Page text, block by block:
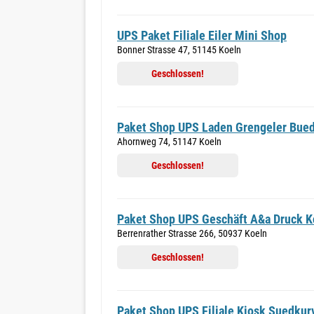
UPS Paket Filiale Eiler Mini Shop
Bonner Strasse 47, 51145 Koeln
Geschlossen!
Paket Shop UPS Laden Grengeler
Ahornweg 74, 51147 Koeln
Geschlossen!
Paket Shop UPS Geschäft A&a Druck
Berrenrather Strasse 266, 50937 Koeln
Geschlossen!
Paket Shop UPS Filiale Kiosk